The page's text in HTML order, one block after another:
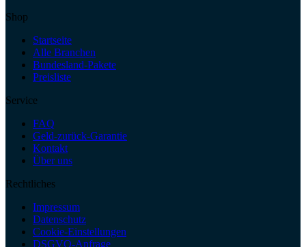
Shop
Startseite
Alle Branchen
Bundesland-Pakete
Preisliste
Service
FAQ
Geld-zurück-Garantie
Kontakt
Über uns
Rechtliches
Impressum
Datenschutz
Cookie-Einstellungen
DSGVO-Anfrage